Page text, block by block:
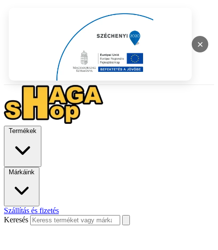
×
Termékek
Márkáink
Szállítás és fizetés
Keresés